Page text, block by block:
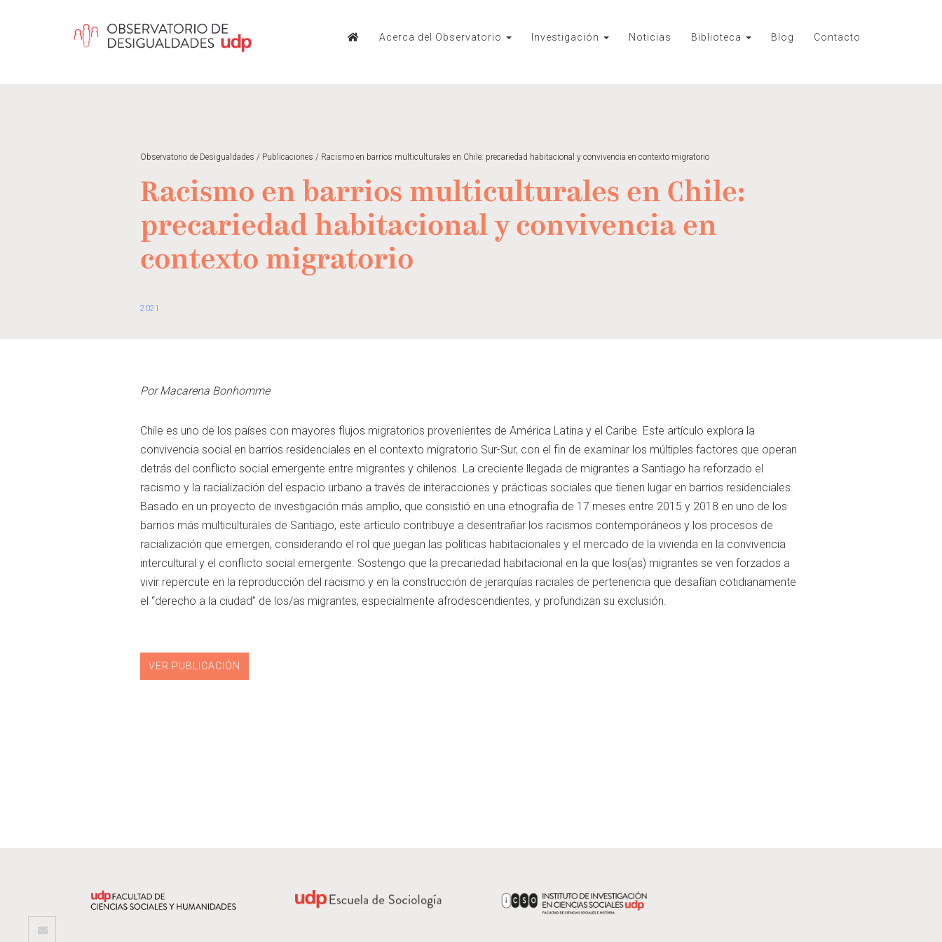
Acerca del Observatorio Investigación Noticias Biblioteca Blog Contacto
Observatorio de Desigualdades / Publicaciones / Racismo en barrios multiculturales en Chile: precariedad habitacional y convivencia en contexto migratorio
Racismo en barrios multiculturales en Chile:
precariedad habitacional y convivencia en
contexto migratorio
2021
Por Macarena Bonhomme
Chile es uno de los países con mayores flujos migratorios provenientes de América Latina y el Caribe. Este artículo explora la
convivencia social en barrios residenciales en el contexto migratorio Sur-Sur, con el fin de examinar los múltiples factores que operan
detrás del conflicto social emergente entre migrantes y chilenos. La creciente llegada de migrantes a Santiago ha reforzado el
racismo y la racialización del espacio urbano a través de interacciones y prácticas sociales que tienen lugar en barrios residenciales.
Basado en un proyecto de investigación más amplio, que consistió en una etnografía de 17 meses entre 2015 y 2018 en uno de los
barrios más multiculturales de Santiago, este artículo contribuye a desentrañar los racismos contemporáneos y los procesos de
racialización que emergen, considerando el rol que juegan las políticas habitacionales y el mercado de la vivienda en la convivencia
intercultural y el conflicto social emergente. Sostengo que la precariedad habitacional en la que los(as) migrantes se ven forzados a
vivir repercute en la reproducción del racismo y en la construcción de jerarquías raciales de pertenencia que desafían cotidianamente
el “derecho a la ciudad” de los/as migrantes, especialmente afrodescendientes, y profundizan su exclusión.
VER PUBLICACIÓN